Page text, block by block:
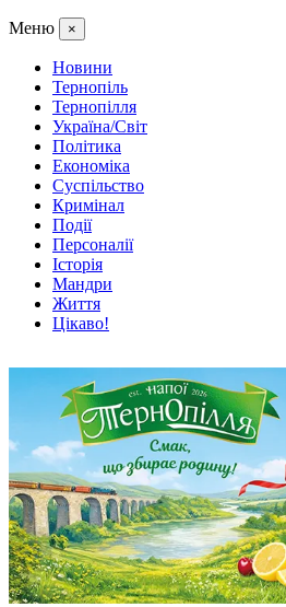
Меню ×
Новини
Тернопіль
Тернопілля
Україна/Світ
Політика
Економіка
Суспільство
Кримінал
Події
Персоналії
Історія
Мандри
Життя
Цікаво!